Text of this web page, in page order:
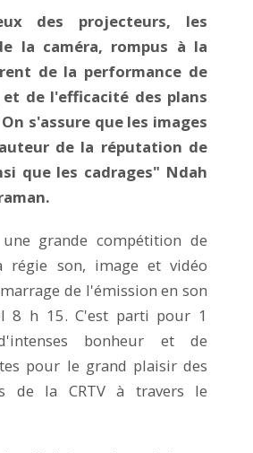
des projecteurs, les
la caméra, rompus à la
de la performance de
de l'efficacité des plans
s'assure que les images
de la réputation de
que les cadrages" Ndah
grande compétition de
régie son, image et vidéo
de l'émission en son
8 h 15. C'est parti pour 1
bonheur et de
pour le grand plaisir des
de la CRTV à travers le